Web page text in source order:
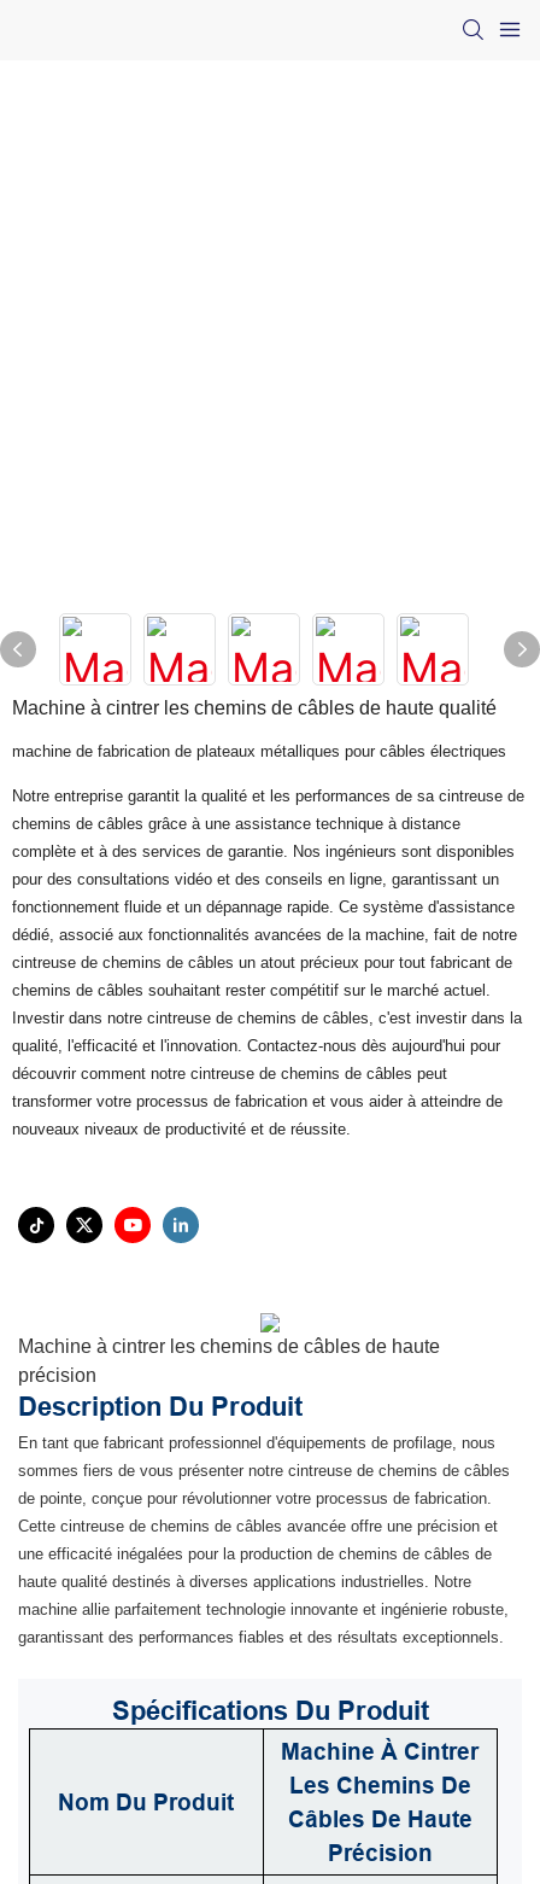
Machine à cintrer les chemins de câbles de haute qualité
machine de fabrication de plateaux métalliques pour câbles électriques
Notre entreprise garantit la qualité et les performances de sa cintreuse de
chemins de câbles grâce à une assistance technique à distance
complète et à des services de garantie. Nos ingénieurs sont disponibles
pour des consultations vidéo et des conseils en ligne, garantissant un
fonctionnement fluide et un dépannage rapide. Ce système d'assistance
dédié, associé aux fonctionnalités avancées de la machine, fait de notre
cintreuse de chemins de câbles un atout précieux pour tout fabricant de
chemins de câbles souhaitant rester compétitif sur le marché actuel.
Investir dans notre cintreuse de chemins de câbles, c'est investir dans la
qualité, l'efficacité et l'innovation. Contactez-nous dès aujourd'hui pour
découvrir comment notre cintreuse de chemins de câbles peut
transformer votre processus de fabrication et vous aider à atteindre de
nouveaux niveaux de productivité et de réussite.
Machine à cintrer les chemins de câbles de haute
précision
Description Du Produit
En tant que fabricant professionnel d'équipements de profilage, nous
sommes fiers de vous présenter notre cintreuse de chemins de câbles
de pointe, conçue pour révolutionner votre processus de fabrication.
Cette cintreuse de chemins de câbles avancée offre une précision et
une efficacité inégalées pour la production de chemins de câbles de
haute qualité destinés à diverses applications industrielles. Notre
machine allie parfaitement technologie innovante et ingénierie robuste,
garantissant des performances fiables et des résultats exceptionnels.
SpécificationsDu Produit
Nom Du Produit
Machine À Cintrer
Les Chemins De
Câbles De Haute
Précision